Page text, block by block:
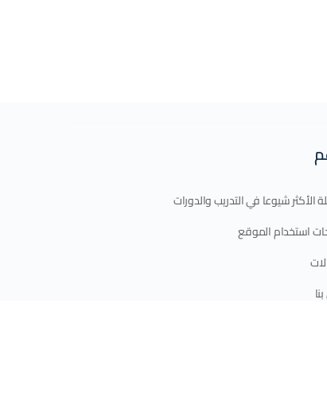
الأكثر شيوعا في التدريب والدورات
استخدام الموقع